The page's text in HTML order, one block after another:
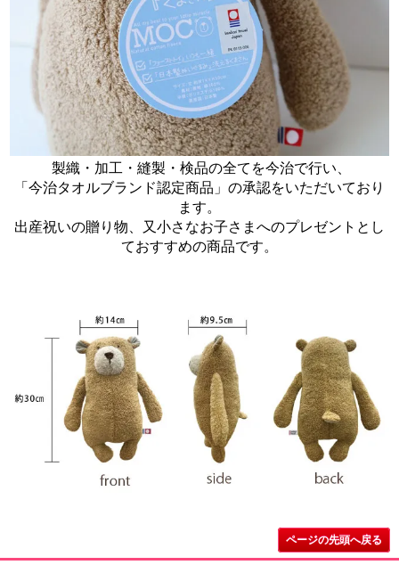
製織・加工・縫製・検品の全てを今治で行い、
「今治タオルブランド認定商品」の承認をいただいており
ます。
出産祝いの贈り物、又小さなお子さまへのプレゼントとし
ておすすめの商品です。
ページの先頭へ戻る